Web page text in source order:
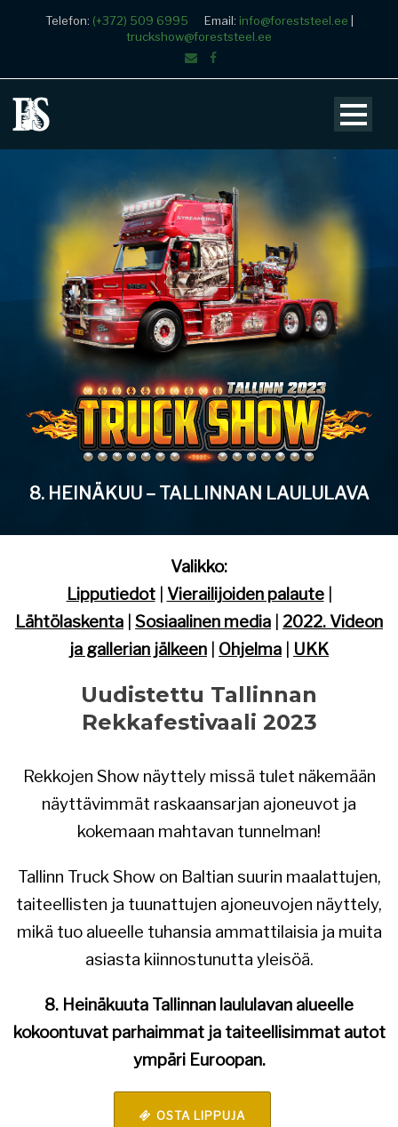
Telefon: (+372) 509 6995 Email: info@foreststeel.ee
truckshow@foreststeel.ee
8. HEINÄKUU – TALLINNAN LAULULAVA
Valikko:
Lipputiedot| Vierailijoiden palaute|
Lähtölaskenta | Sosiaalinen media | 2022. Videon
ja gallerian jälkeen | Ohjelma | UKK
Uudistettu Tallinnan
Rekkafestivaali 2023
Rekkojen Show näyttely missä tulet näkemään
näyttävimmät raskaansarjan ajoneuvot ja
kokemaan mahtavan tunnelman!
Tallinn Truck Show on Baltian suurin maalattujen,
taiteellisten ja tuunattujen ajoneuvojen näyttely,
mikä tuo alueelle tuhansia ammattilaisia ja muita
asiasta kiinnostunutta yleisöä.
8. Heinäkuuta Tallinnan laululavan alueelle
kokoontuvat parhaimmat ja taiteellisimmat autot
ympäri Euroopan.
OSTA LIPPUJA